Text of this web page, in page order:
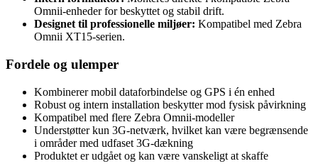
Omnii-enheder for beskyttet og stabil drift.
Designet til professionelle miljøer: Kompatibel med Zebra
Omnii XT15-serien.
Fordele og ulemper
Kombinerer mobil dataforbindelse og GPS i én enhed
Robust og intern installation beskytter mod fysisk påvirkning
Kompatibel med flere Zebra Omnii-modeller
Understøtter kun 3G-netværk, hvilket kan være begrænsende
i områder med udfaset 3G-dækning
Produktet er udgået og kan være vanskeligt at skaffe